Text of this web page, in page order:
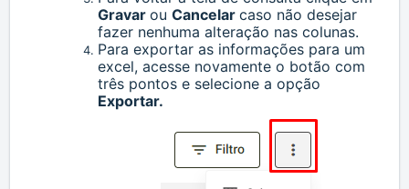
Gravar ou Cancelar caso não desejar
fazer nenhuma alteração nas colunas.
Para exportar as informações para um
excel, acesse novamente o botão com
três pontos e selecione a opção
Exportar.